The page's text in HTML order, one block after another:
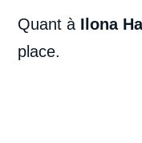
Quant à Ilona
place.